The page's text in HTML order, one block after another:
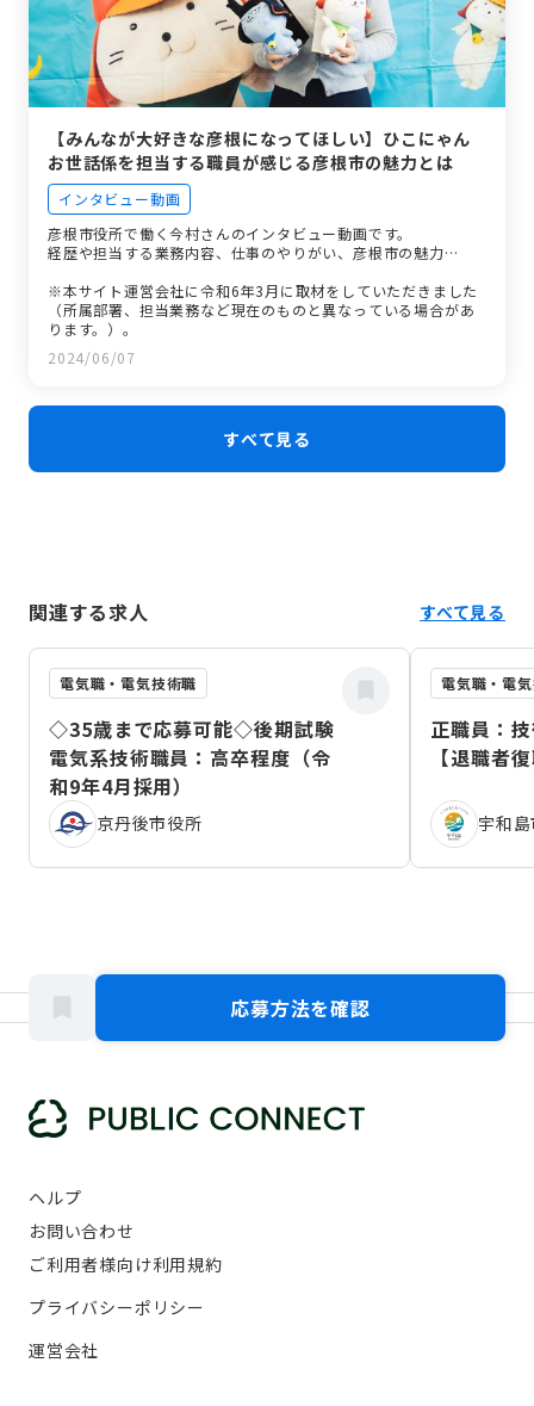
【みんなが大好きな彦根になってほしい】ひこにゃん
お世話係を担当する職員が感じる彦根市の魅力とは
インタビュー動画
彦根市役所で働く今村さんのインタビュー動画です。
経歴や担当する業務内容、仕事のやりがい、彦根市の魅力…
※本サイト運営会社に令和6年3月に取材をしていただきました
（所属部署、担当業務など現在のものと異なっている場合があ
ります。）。
2024/06/07
すべて見る
関連する求人 すべて見る
電気職・電気技術職
◇35歳まで応募可能◇後期試験
電気系技術職員：高卒程度（令
和9年4月採用）
京丹後市役所
電気職・電
正職員：
【退職者
宇和
応募方法を確認
ヘルプ
お問い合わせ
ご利用者様向け利用規約
プライバシーポリシー
運営会社